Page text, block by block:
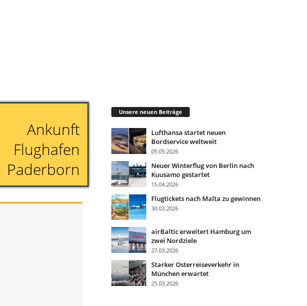
Ankunft
Flughafen
Paderborn
Unsere neuen Beiträge
Lufthansa startet neuen
Bordservice weltweit
05.05.2026
Neuer Winterflug von Berlin nach
Kuusamo gestartet
15.04.2026
Flugtickets nach Malta zu gewinnen
30.03.2026
airBaltic erweitert Hamburg um
zwei Nordziele
27.03.2026
Starker Osterreiseverkehr in
München erwartet
25.03.2026